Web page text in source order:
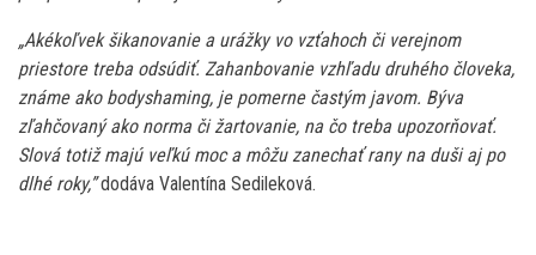
„Akékoľvek šikanovanie a urážky vo vzťahoch či verejnom
priestore treba odsúdiť. Zahanbovanie vzhľadu druhého človeka,
známe ako bodyshaming, je pomerne častým javom. Býva
zľahčovaný ako norma či žartovanie, na čo treba upozorňovať.
Slová totiž majú veľkú moc a môžu zanechať rany na duši aj po
dlhé roky,”dodáva Valentína Sedileková.